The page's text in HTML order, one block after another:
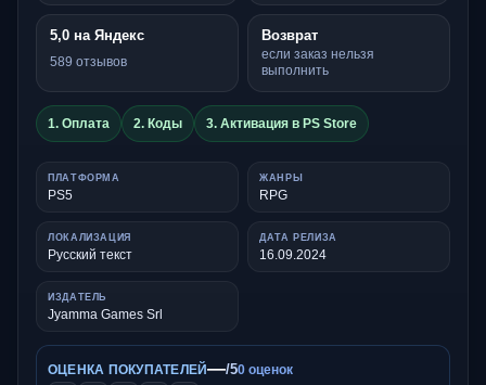
5,0 на Яндекс
589 отзывов
Возврат
если заказ нельзя
выполнить
1. Оплата 2. Коды 3. Активация в PS Store
ПЛАТФОРМА
PS5
ЖАНРЫ
RPG
ЛОКАЛИЗАЦИЯ
Русский текст
ДАТА РЕЛИЗА
16.09.2024
ИЗДАТЕЛЬ
Jyamma Games Srl
ОЦЕНКА ПОКУПАТЕЛЕЙ—/50 оценок